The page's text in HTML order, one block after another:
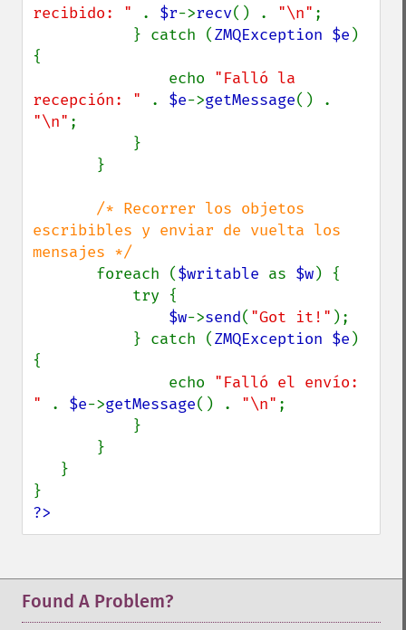
recibido: "
. $r->recv() . "\n" ;
           } catch (
ZMQException $e )
{
               echo
"Falló la
recepción: "
. $e->getMessage
"\n" ;
/* Recorrer los objetos
escribibles y enviar de vuelta los
mensajes */
foreach ($writable as $w) {
$w->send( "Got it!" );
           } catch (
ZMQException $e )
{
               echo
"Falló el envío:
"
. $e->getMessage() . "\n" ;
?>
Found A Problem?